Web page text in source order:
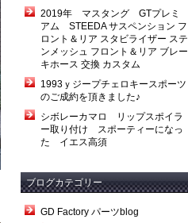
2019年 マスタング GTプレミ
アム STEEDA サスペンション フ
ロント＆リア スタビライザー ステ
ンメッシュ フロント＆リア ブレー
キホース 交換 カスタム
1993ｙジープチェロキースポーツ
のご成約を頂きました♪
シボレーカマロ リップスポイラ
ー取り付け スポーティーになっ
た イエス高須
ブログカテゴリー
GD Factory パーツblog